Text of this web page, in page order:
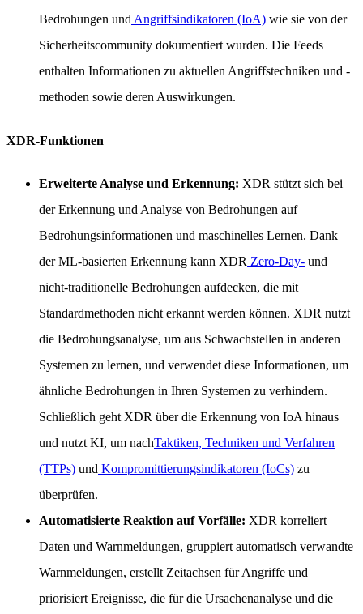
Bedrohungen undAngriffsindikatoren (IoA) wie sie von der
Sicherheitscommunity dokumentiert wurden. Die Feeds
enthalten Informationen zu aktuellen Angriffstechniken und -
methoden sowie deren Auswirkungen.
XDR-Funktionen
Erweiterte Analyse und Erkennung: XDR stützt sich bei
der Erkennung und Analyse von Bedrohungen auf
Bedrohungsinformationen und maschinelles Lernen. Dank
der ML-basierten Erkennung kann XDR Zero-Day- und
nicht-traditionelle Bedrohungen aufdecken, die mit
Standardmethoden nicht erkannt werden können. XDR nutzt
die Bedrohungsanalyse, um aus Schwachstellen in anderen
Systemen zu lernen, und verwendet diese Informationen, um
ähnliche Bedrohungen in Ihren Systemen zu verhindern.
Schließlich geht XDR über die Erkennung von IoA hinaus
und nutzt KI, um nachTaktiken, Techniken und Verfahren
(TTPs) und Kompromittierungsindikatoren (IoCs) zu
überprüfen.
Automatisierte Reaktion auf Vorfälle: XDR korreliert
Daten und Warnmeldungen, gruppiert automatisch verwandte
Warnmeldungen, erstellt Zeitachsen für Angriffe und
priorisiert Ereignisse, die für die Ursachenanalyse und die